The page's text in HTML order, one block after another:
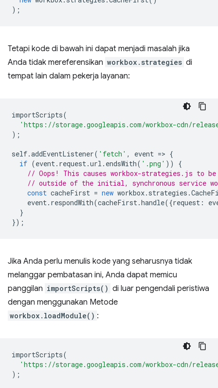
);
Tetapi kode di bawah ini dapat menjadi masalah jika
Anda tidak mereferensikan workbox.strategies di
tempat lain dalam pekerja layanan:
importScripts(
'https://storage.googleapis.com/workbox-cdn/
);
self.addEventListener( 'fetch' , event => {
if (event. request.url . endsWith( '.png' ))
{
// Oops! This causes workbox-strategies.js to
// outside of the initial, synchronous service
const cacheFirst = new workbox. strategies .
event. respondWith(cacheFirst.handle({request :
}
});
Jika Anda perlu menulis kode yang seharusnya tidak
melanggar pembatasan ini, Anda dapat memicu
panggilan importScripts() di luar pengendali peristiwa
dengan menggunakan Metode
workbox.loadModule() :
importScripts(
'https://storage.googleapis.com/workbox-cdn/
);